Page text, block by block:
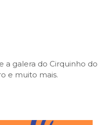
a galera do Cirquinho do
e muito mais.